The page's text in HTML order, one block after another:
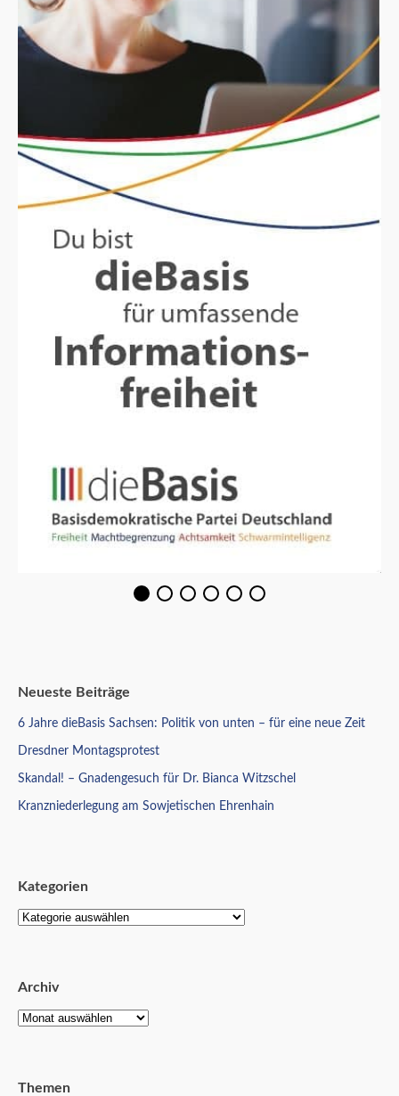
Neueste Beiträge
6 Jahre dieBasis Sachsen: Politik von unten – für eine neue Zeit
Dresdner Montagsprotest
Skandal! – Gnadengesuch für Dr. Bianca Witzschel
Kranzniederlegung am Sowjetischen Ehrenhain
Kategorien
Archiv
Themen